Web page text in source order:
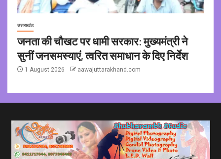
उत्तराखंड
जनता की चौखट पर धामी सरकार: मुख्यमंत्री ने
सुनीं जनसमस्याएं, त्वरित समाधान के दिए निर्देश
1 August 2026 aawajuttarakhand.com